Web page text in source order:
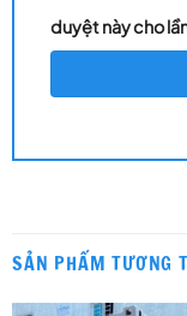
duyệt này cho
SẢN PHẨM TƯƠNG